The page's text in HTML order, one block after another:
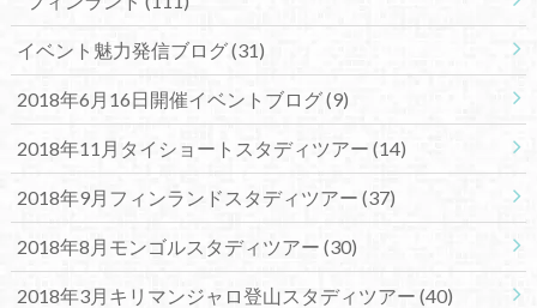
イベント魅力発信ブログ(31)
2018年6月16日開催イベントブログ(9)
2018年11月タイショートスタディツアー (14)
2018年9月フィンランドスタディツアー (37)
2018年8月モンゴルスタディツアー (30)
2018年3月キリマンジャロ登山スタディツアー (40)